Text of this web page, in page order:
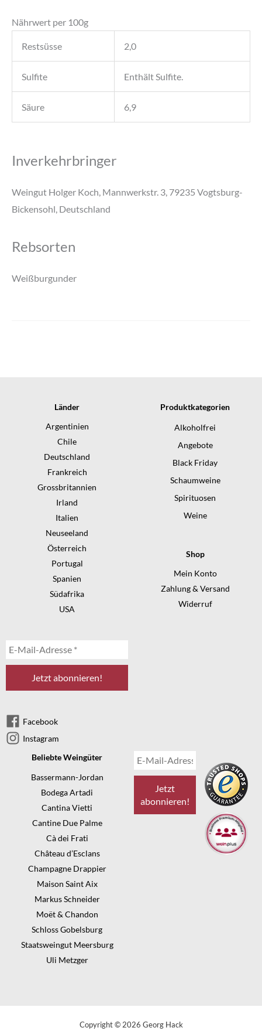
Nährwert per 100g
Restsüsse 2,0
Sulfite Enthält Sulfite.
Säure 6,9
Inverkehrbringer
Weingut Holger Koch, Mannwerkstr. 3, 79235 Vogtsburg-
Bickensohl, Deutschland
Rebsorten
Weißburgunder
Länder
Argentinien
Chile
Deutschland
Frankreich
Grossbritannien
Irland
Italien
Neuseeland
Österreich
Portugal
Spanien
Südafrika
USA
Facebook
Instagram
Produktkategorien
Alkoholfrei
Angebote
Black Friday
Schaumweine
Spirituosen
Weine
Shop
Mein Konto
Zahlung & Versand
Widerruf
Beliebte Weingüter
Bassermann-Jordan
Bodega Artadi
Cantina Vietti
Cantine Due Palme
Cà dei Frati
Château d’Esclans
Champagne Drappier
Maison Saint Aix
Markus Schneider
Moët & Chandon
Schloss Gobelsburg
Staatsweingut Meersburg
Uli Metzger
Copyright © 2026 Georg Hack